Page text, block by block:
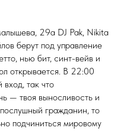
29а DJ Pak, Nikita
берут под управление
нью бит, синт-вейв и
открывается. В 22:00
так что
— твоя выносливость и
гражданин, то
подчиниться мировому